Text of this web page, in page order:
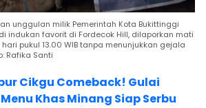
unggulan milik Pemerintah Kota Bukittinggi
indukan favorit di Fordecok Hill, dilaporkan mati
pukul 13.00 WIB tanpa menunjukkan gejala
Rafika Santi
Cikgu Comeback! Gulai
Khas Minang Siap Serbu